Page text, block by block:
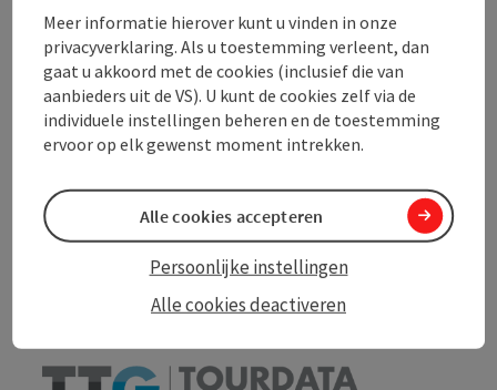
Geschiktheid
Toegankelijkheid
PDF aanmaken
Bijdrage printen
In de buurt
Meer informatie hierover kunt u vinden in onze
privacyverklaring. Als u toestemming verleent, dan
gaat u akkoord met de cookies (inclusief die van
aanbieders uit de VS). U kunt de cookies zelf via de
individuele instellingen beheren en de toestemming
ervoor op elk gewenst moment intrekken.
Alle cookies deactiveren
Persoonlijke instellingen
Alle cookies accepteren